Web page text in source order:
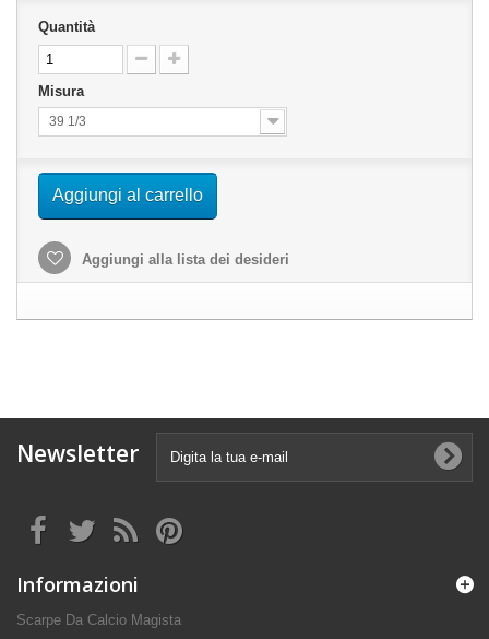
Quantità
Misura
39 1/3
Aggiungi al carrello
Aggiungi alla lista dei desideri
Newsletter
Informazioni
Scarpe Da Calcio Magista